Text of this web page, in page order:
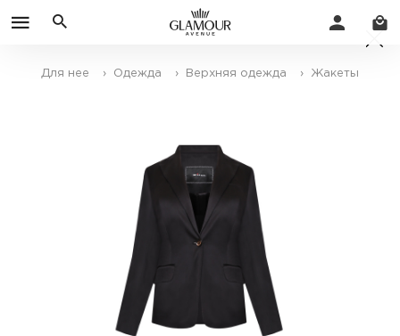
Для нее › Одежда › Верхняя одежда › Жакеты